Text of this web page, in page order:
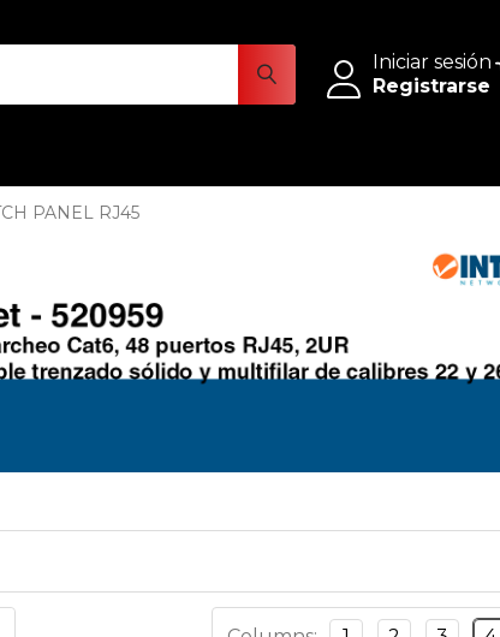
Iniciar sesión
Registrarse
PANEL RJ45